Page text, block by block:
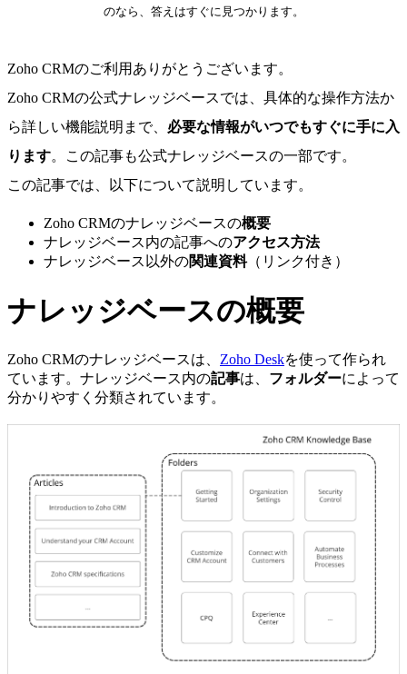
のなら、答えはすぐに見つかります。
Zoho CRMのご利用ありがとうございます。
Zoho CRMの公式ナレッジベースでは、具体的な操作方法か
ら詳しい機能説明まで、 必要な情報がいつでもすぐに手に入
ります。この記事も公式ナレッジベースの一部です。
この記事では、以下について説明しています。
Zoho CRMのナレッジベースの概要
ナレッジベース内の記事へのアクセス方法
ナレッジベース以外の関連資料（リンク付き）
ナレッジベースの概要
Zoho CRMのナレッジベースは、 Zoho Deskを使って作られ
ています。ナレッジベース内の記事は、 フォルダーによって
分かりやすく分類されています。